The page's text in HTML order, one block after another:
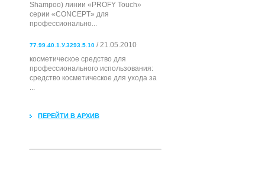
Shampoo) линии «PROFY Touch»
серии «CONCEPT» для
профессионально...
77.99.40.1.У.3293.5.10 / 21.05.2010
косметическое средство для
профессионального использования:
cредство косметическое для ухода за
...
ПЕРЕЙТИ В АРХИВ